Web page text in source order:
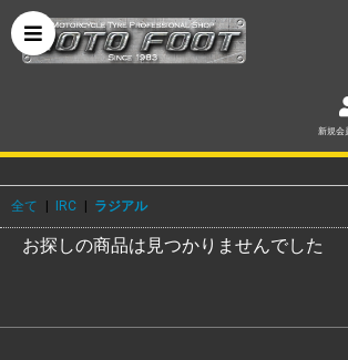
新規会
全て IRC ラジアル
お探しの商品は見つかりませんでした